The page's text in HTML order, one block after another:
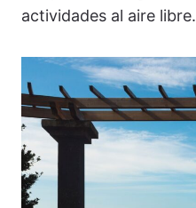
actividades al aire libre.